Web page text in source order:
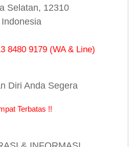
Selatan, 12310
Indonesia
(WA & Line)
Diri Anda Segera
Terbatas !!